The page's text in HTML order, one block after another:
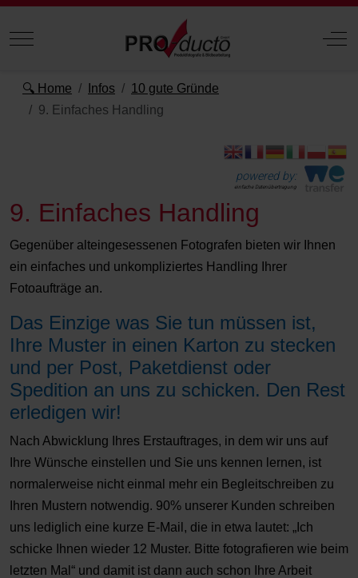
Mobile Menu Toggle Off-
🔍 Home Infos
10 gute Gründe
9. Einfaches Handling
powered by:
einfache Datenübertragung
9. Einfaches Handling
Gegenüber alteingesessenen Fotografen bieten wir Ihnen
ein einfaches und unkompliziertes Handling Ihrer
Fotoaufträge an.
Das Einzige was Sie tun müssen ist,
Ihre Muster in einen Karton zu stecken
und per Post, Paketdienst oder
Spedition an uns zu schicken. Den Rest
erledigen wir!
Nach Abwicklung Ihres Erstauftrages, in dem wir uns auf
Ihre Wünsche einstellen und Sie uns kennen lernen, ist
normalerweise nicht einmal mehr ein Begleitschreiben zu
Ihren Mustern notwendig. 90% unserer Kunden schreiben
uns lediglich eine kurze E-Mail, die in etwa lautet: „Ich
schicke Ihnen wieder 12 Muster. Bitte fotografieren wie beim
letzten Mal“ und damit ist dann auch schon Ihre Arbeit